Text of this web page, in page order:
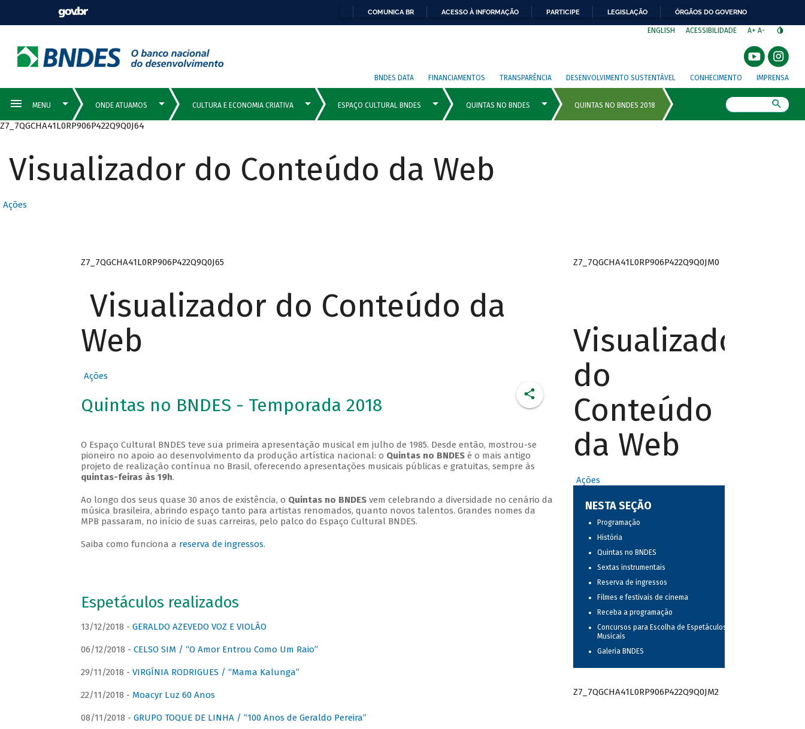
COMUNICA BR ACESSO À INFORMAÇÃO PARTICIPE LEGISLAÇÃO ÓRGÃOS DO GOVERNO
ENGLISH ACESSIBILIDADE A+ A-
BNDES DATA FINANCIAMENTOS TRANSPARÊNCIA DESENVOLVIMENTO SUSTENTÁVEL CONHECIMENTO IMPRENSA
Z7_7QGCHA41L0RP906P422Q9Q0J64
Visualizador do Conteúdo da Web
Ações
Z7_7QGCHA41L0RP906P422Q9Q0J65
Visualizador do Conteúdo da
Web
Ações
Quintas no BNDES - Temporada 2018
O Espaço Cultural BNDES teve sua primeira apresentação musical em julho de 1985. Desde então, mostrou-se
pioneiro no apoio ao desenvolvimento da produção artística nacional: o Quintas no BNDESé o mais antigo
projeto de realização contínua no Brasil, oferecendo apresentações musicais públicas e gratuitas, sempre às
quintas-feiras às 19h.
Ao longo dos seus quase 30 anos de existência, o Quintas no BNDESvem celebrando a diversidade no cenário da
música brasileira, abrindo espaço tanto para artistas renomados, quanto novos talentos. Grandes nomes da
MPB passaram, no início de suas carreiras, pelo palco do Espaço Cultural BNDES.
Saiba como funciona a reserva de ingressos.
Espetáculos realizados
13/12/2018 - GERALDO AZEVEDO VOZ E VIOLÃO
06/12/2018 - CELSO SIM / “O Amor Entrou Como Um Raio”
29/11/2018 - VIRGÍNIA RODRIGUES / “Mama Kalunga”
22/11/2018 - Moacyr Luz 60 Anos
08/11/2018 - GRUPO TOQUE DE LINHA / “100 Anos de Geraldo Pereira”
Z7_7QGCHA41L0RP906P422Q9Q0JM0
Visualizador
do
Conteúdo
da Web
Ações
NESTA SEÇÃO
Programação
História
Quintas no BNDES
Sextas instrumentais
Reserva de ingressos
Filmes e festivais de cinema
Receba a programação
Concursos para Escolha de Espetáculos
Musicais
Galeria BNDES
Z7_7QGCHA41L0RP906P422Q9Q0JM2